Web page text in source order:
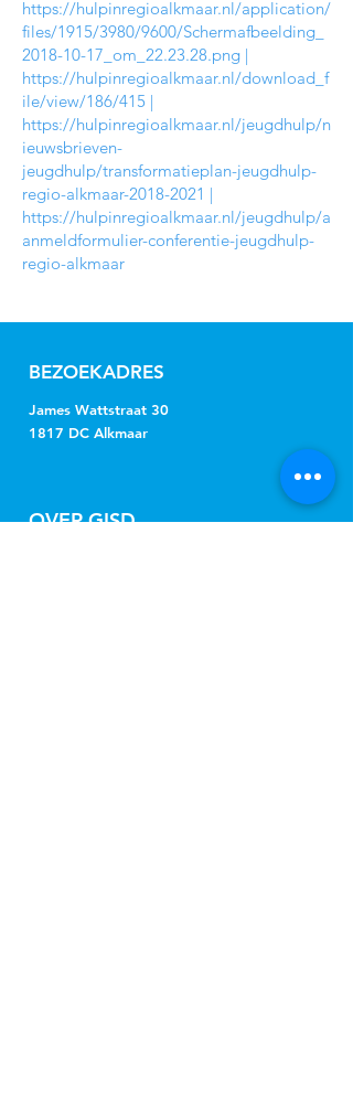
https://hulpinregioalkmaar.nl/application/
files/1915/3980/9600/Schermafbeelding_
2018-10-17_om_22.23.28.png |
https://hulpinregioalkmaar.nl/download_f
ile/view/186/415 |
https://hulpinregioalkmaar.nl/jeugdhulp/n
ieuwsbrieven-
jeugdhulp/transformatieplan-jeugdhulp-
regio-alkmaar-2018-2021 |
https://hulpinregioalkmaar.nl/jeugdhulp/a
anmeldformulier-conferentie-jeugdhulp-
regio-alkmaar
BEZOEKADRES
James Wattstraat 30
1817 DC Alkmaar
OVER GISD